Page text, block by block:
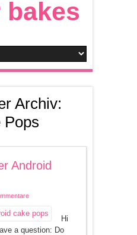
Archiv:
Pops
Android
Hi
a question: Do